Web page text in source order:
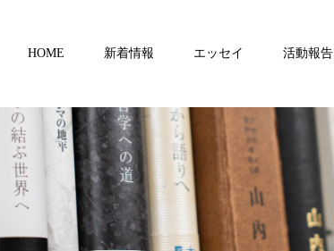
HOME 新着情報 エッセイ 活動報告